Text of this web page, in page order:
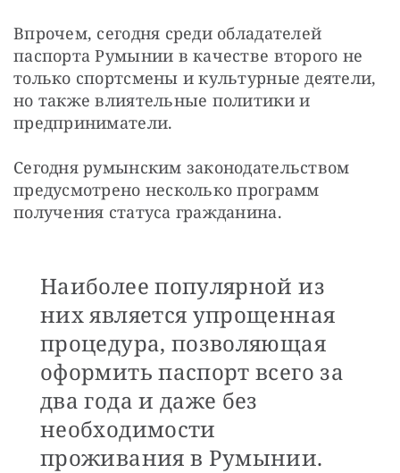
Впрочем, сегодня среди обладателей
паспорта Румынии в качестве второго не
только спортсмены и культурные деятели,
но также влиятельные политики и
предприниматели.
Сегодня румынским законодательством
предусмотрено несколько программ
получения статуса гражданина.
Наиболее популярной из
них является упрощенная
процедура, позволяющая
оформить паспорт всего за
два года и даже без
необходимости
проживания в Румынии.